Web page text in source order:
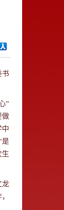
书
”
做
中
是
生
龙